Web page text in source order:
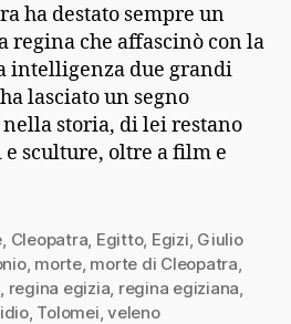
ha destato sempre un
regina che affascinò con la
intelligenza due grandi
lasciato un segno
storia, di lei restano
sculture, oltre a film e
Cleopatra Egitto, Egizi Giulio
, morte, morte di Cleopatra
regina egizia regina egiziana
, Tolomei ,veleno